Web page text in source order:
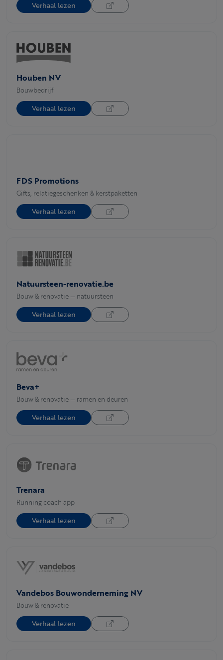
Verhaal lezen
Houben NV
Bouwbedrijf
Verhaal lezen
FDS Promotions
Gifts, relatiegeschenken & kerstpaketten
Verhaal lezen
Natuursteen-renovatie.be
Bouw & renovatie — natuursteen
Verhaal lezen
Beva+
Bouw & renovatie — ramen en deuren
Verhaal lezen
Trenara
Running coach app
Verhaal lezen
Vandebos Bouwonderneming NV
Bouw & renovatie
Verhaal lezen